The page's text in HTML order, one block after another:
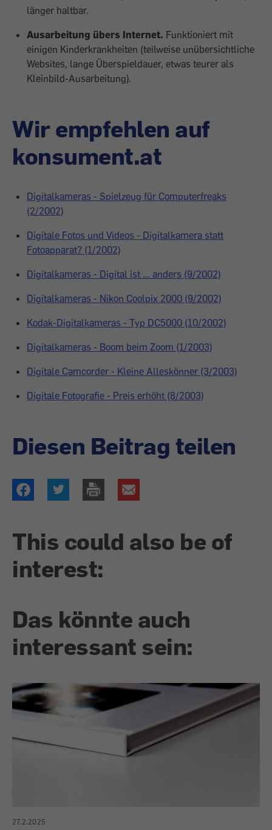
länger haltbar.
Ausarbeitung übers Internet. Funktioniert mit
einigen Kinderkrankheiten (teilweise unübersichtliche
Websites, lange Überspieldauer, etwas teurer als
Kleinbild-Ausarbeitung).
Wir empfehlen auf
konsument.at
Digitalkameras - Spielzeug für Computerfreaks
(2/2002)
Digitale Fotos und Videos - Digitalkamera statt
Fotoapparat? (1/2002)
Digitalkameras - Digital ist ... anders (9/2002)
Digitalkameras - Nikon Coolpix 2000 (9/2002)
Kodak-Digitalkameras - Typ DC5000 (10/2002)
Digitalkameras - Boom beim Zoom (1/2003)
Digitale Camcorder - Kleine Alleskönner (3/2003)
Digitale Fotografie - Preis erhöht (8/2003)
Diesen Beitrag teilen
This could also be of
interest:
Das könnte auch
interessant sein:
27.2.2025